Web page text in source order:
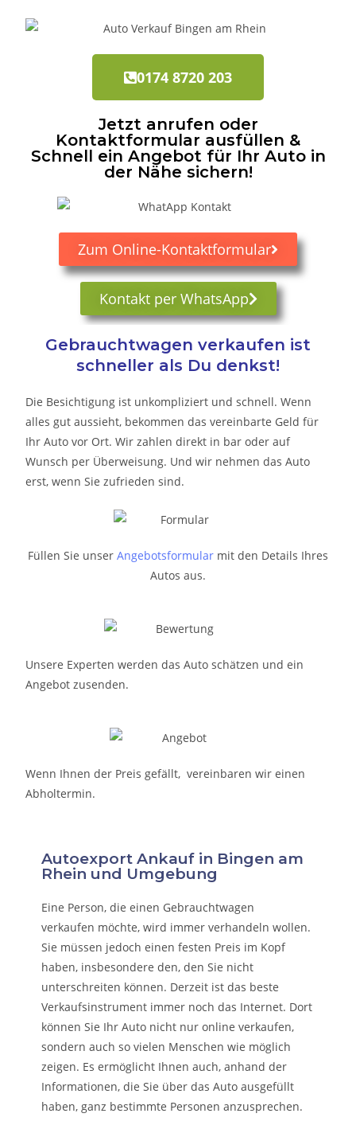
0174 8720 203
Jetzt anrufen oder
Kontaktformular ausfüllen &
Schnell ein Angebot für Ihr Auto in
der Nähe sichern!
Zum Online-Kontaktformular
Kontakt per WhatsApp
Gebrauchtwagen verkaufen ist
schneller als Du denkst!
Die Besichtigung ist unkompliziert und schnell. Wenn
alles gut aussieht, bekommen das vereinbarte Geld für
Ihr Auto vor Ort. Wir zahlen direkt in bar oder auf
Wunsch per Überweisung. Und wir nehmen das Auto
erst, wenn Sie zufrieden sind.
Füllen Sie unser Angebotsformular mit den Details Ihres
Autos aus.
Unsere Experten werden das Auto schätzen und ein
Angebot zusenden.
Wenn Ihnen der Preis gefällt, vereinbaren wir einen
Abholtermin.
Autoexport Ankauf in Bingen am
Rhein und Umgebung
Eine Person, die einen Gebrauchtwagen
verkaufen möchte, wird immer verhandeln wollen.
Sie müssen jedoch einen festen Preis im Kopf
haben, insbesondere den, den Sie nicht
unterschreiten können. Derzeit ist das beste
Verkaufsinstrument immer noch das Internet. Dort
können Sie Ihr Auto nicht nur online verkaufen,
sondern auch so vielen Menschen wie möglich
zeigen. Es ermöglicht Ihnen auch, anhand der
Informationen, die Sie über das Auto ausgefüllt
haben, ganz bestimmte Personen anzusprechen.